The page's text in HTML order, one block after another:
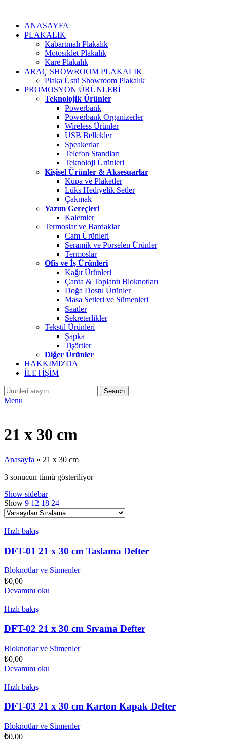
ANASAYFA
PLAKALIK
Kabartmalı Plakalık
Motosiklet Plakalık
Kare Plakalık
ARAÇ SHOWROOM PLAKALIK
Plaka Üstü Showroom Plakalık
PROMOSYON ÜRÜNLERİ
Teknolojik Ürünler
Powerbank
Powerbank Organizerler
Wireless Ürünler
USB Bellekler
Speakerlar
Telefon Standları
Teknoloji Ürünleri
Kişisel Ürünler & Aksesuarlar
Kupa ve Plaketler
Lüks Hediyelik Setler
Çakmak
Yazım Gereçleri
Kalemler
Termoslar ve Bardaklar
Cam Ürünleri
Seramik ve Porselen Ürünler
Termoslar
Ofis ve İş Ürünleri
Kağıt Ürünleri
Çanta & Toplantı Bloknotları
Doğa Dostu Ürünler
Masa Setleri ve Sümenleri
Saatler
Sekreterlikler
Tekstil Ürünleri
Şapka
Tişörtler
Diğer Ürünler
HAKKIMIZDA
İLETİŞİM
Search
Menu
21 x 30 cm
Anasayfa » 21 x 30 cm
3 sonucun tümü gösteriliyor
Show sidebar
Show 9 12 18 24
Hızlı bakış
DFT-01 21 x 30 cm Taslama Defter
Bloknotlar ve Sümenler
₺0,00
Devamını oku
Hızlı bakış
DFT-02 21 x 30 cm Sıvama Defter
Bloknotlar ve Sümenler
₺0,00
Devamını oku
Hızlı bakış
DFT-03 21 x 30 cm Karton Kapak Defter
Bloknotlar ve Sümenler
₺0,00